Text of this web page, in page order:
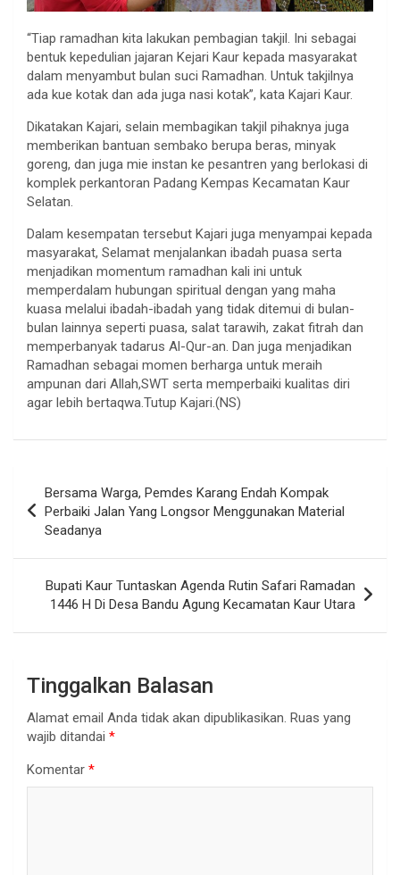
“Tiap ramadhan kita lakukan pembagian takjil. Ini sebagai
bentuk kepedulian jajaran Kejari Kaur kepada masyarakat
dalam menyambut bulan suci Ramadhan. Untuk takjilnya
ada kue kotak dan ada juga nasi kotak”, kata Kajari Kaur.
Dikatakan Kajari, selain membagikan takjil pihaknya juga
memberikan bantuan sembako berupa beras, minyak
goreng, dan juga mie instan ke pesantren yang berlokasi di
komplek perkantoran Padang Kempas Kecamatan Kaur
Selatan.
Dalam kesempatan tersebut Kajari juga menyampai kepada
masyarakat, Selamat menjalankan ibadah puasa serta
menjadikan momentum ramadhan kali ini untuk
memperdalam hubungan spiritual dengan yang maha
kuasa melalui ibadah-ibadah yang tidak ditemui di bulan-
bulan lainnya seperti puasa, salat tarawih, zakat fitrah dan
memperbanyak tadarus Al-Qur-an. Dan juga menjadikan
Ramadhan sebagai momen berharga untuk meraih
ampunan dari Allah,SWT serta memperbaiki kualitas diri
agar lebih bertaqwa.Tutup Kajari.(NS)
pos
Bersama Warga, Pemdes Karang Endah Kompak
Perbaiki Jalan Yang Longsor Menggunakan Material
Seadanya
Bupati Kaur Tuntaskan Agenda Rutin Safari Ramadan
1446 H Di Desa Bandu Agung Kecamatan Kaur Utara
Tinggalkan Balasan
Alamat email Anda tidak akan dipublikasikan. Ruas yang
wajib ditandai *
Komentar *